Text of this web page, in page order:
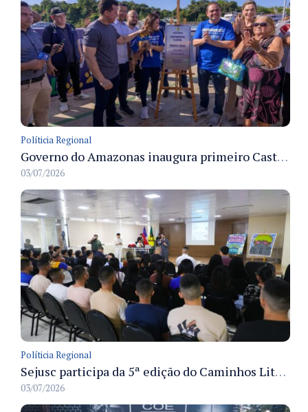
Políticia Regional
Governo do Amazonas inaugura primeiro Castramóvel Fluvial para atendimento veterinário às comunidades ribeirinhas e castração gratuita
03/07/2026
Políticia Regional
Sejusc participa da 5ª edição do Caminhos Literários com foco na cultura hip-hop nas unidades socioeducativas
03/07/2026